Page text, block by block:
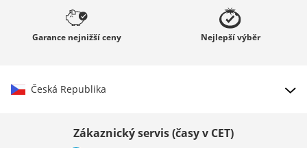
Garance nejnižší ceny Nejlepšívýběr
Česká Republika
Zákaznický servis (časy v CET)